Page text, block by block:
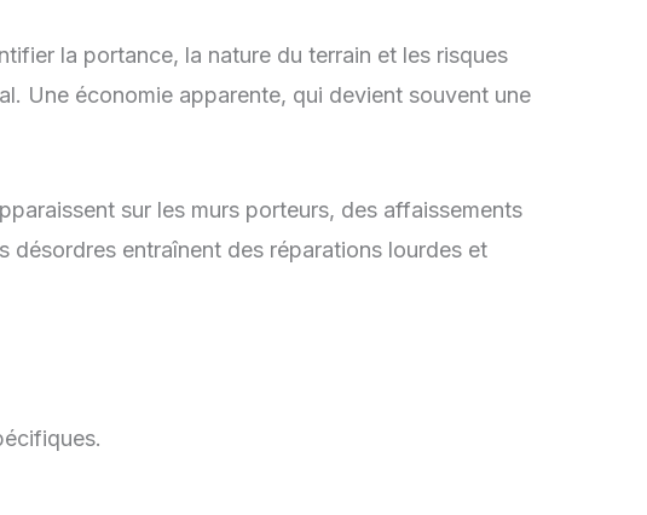
la portance, la nature du terrain et les risques
Une économie apparente, qui devient souvent une
sur les murs porteurs, des affaissements
désordres entraînent des réparations lourdes et